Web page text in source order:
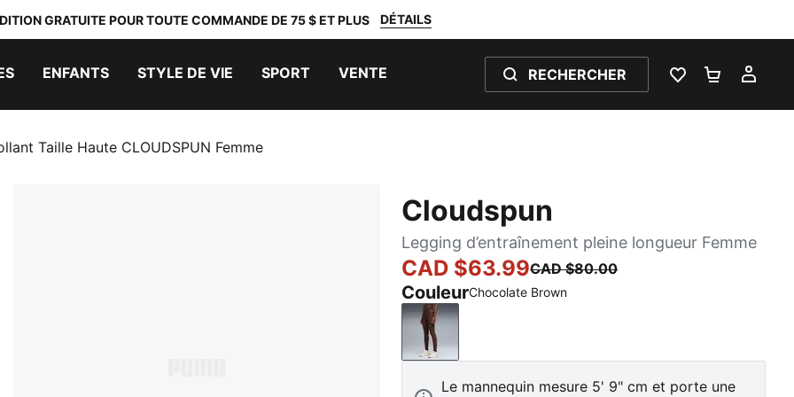
GRATUITE POUR TOUTE COMMANDE DE 75 $ ET PLUS DÉTAILS
ENFANTS STYLE DE VIE SPORT VENTE RECHERCHER
LISTE DEPANIER 0
Taille Haute CLOUDSPUN Femme
Cloudspun
Legging d’entraînement pleine longueur Femme
CAD $63.99CAD $80.00
CouleurChocolate Brown
Chocolate Brown
Le mannequin mesure 5' 9" cm et porte une